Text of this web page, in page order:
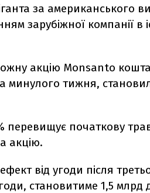
за американського
зарубіжної компанії в
акцію Monsanto
минулого тижня,
перевищує початкову
акцію.
від угоди після
становитиме 1,5 млрд